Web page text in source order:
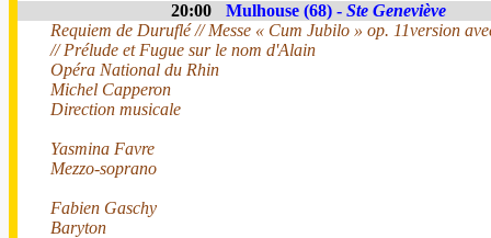
20:00 Mulhouse (68) - Ste Geneviève
Requiem de Duruflé // Messe « Cum Jubilo » op. 11version
// Prélude et Fugue sur le nom d'Alain
Opéra National du Rhin
Michel Capperon
Direction musicale
Yasmina Favre
Mezzo-soprano
Fabien Gaschy
Baryton